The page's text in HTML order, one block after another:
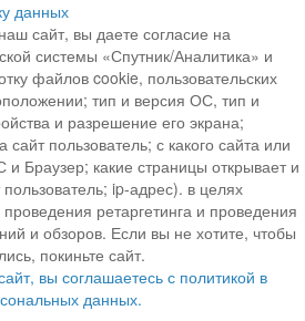
данных
сайт, вы даете согласие на
системы «Спутник/Аналитика» и
файлов cookie, пользовательских
тип и версия ОС, тип и
и разрешение его экрана;
пользователь; с какого сайта или
Браузер; какие страницы открывает и
ip-адрес). в целях
ретаргетинга и проведения
и обзоров. Если вы не хотите, чтобы
покиньте сайт.
вы соглашаетесь с политикой в
данных.